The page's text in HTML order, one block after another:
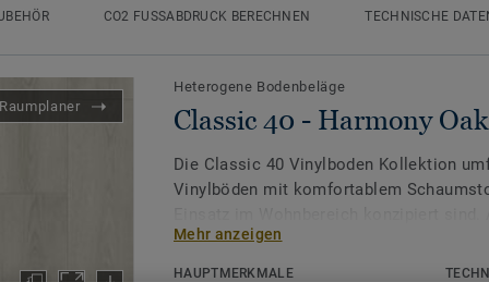
CO2 FUSSABDRUCK BERECHNEN
TECHNISCHE
Raumplaner
Heterogene Bodenbeläge
Classic 40 - Harmony
Die Classic 40 Vinylboden Kollektion
Vinylböden mit komfortablem
Kollektion eignet sie sich ideal für stark
Eingangsbereiche, Flure oder
Mehr anzeigen
HAUPTMERKMALE